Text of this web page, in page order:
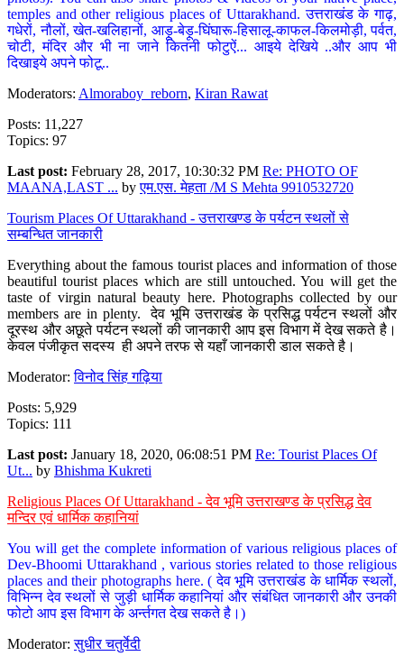
temples and other religious places of Uttarakhand. उत्तराखंड के गाढ़,
गधेरों, नौलों, खेत-खलिहानों, आड़ू-बेड़ू-घिंघारू-हिसालू-काफल-किलमोड़ी, पर्वत,
चोटी, मंदिर और भी ना जाने कितनी फोटुऐं... आइये देखिये ..और आप भी
दिखाइये अपने फोटू..
Moderators: Almoraboy_reborn, Kiran Rawat
Posts: 11,227
Topics: 97
Last post: February 28, 2017, 10:30:32 PM Re: PHOTO OF
MAANA,LAST ... byएम.एस. मेहता /M S Mehta 9910532720
Tourism Places Of Uttarakhand - उत्तराखण्ड के पर्यटन स्थलों से
सम्बन्धित जानकारी
Everything about the famous tourist places and information of those
beautiful tourist places which are still untouched. You will get the
taste of virgin natural beauty here. Photographs collected by our
members are in plenty. देव भूमि उत्तराखंड के प्रसिद्ध पर्यटन स्थलों और
दूरस्थ और अछूते पर्यटन स्थलों की जानकारी आप इस विभाग में देख सकते है।
केवल पंजीकृत सदस्य ही अपने तरफ से यहाँ जानकारी डाल सकते है।
Moderator:विनोद सिंह गढ़िया
Posts: 5,929
Topics: 111
Last post: January 18, 2020, 06:08:51 PM Re: Tourist Places Of
Ut... by Bhishma Kukreti
Religious Places Of Uttarakhand - देव भूमि उत्तराखण्ड के प्रसिद्ध देव
मन्दिर एवं धार्मिक कहानियां
You will get the complete information of various religious places of
Dev-Bhoomi Uttarakhand , various stories related to those religious
places and their photographs here. ( देव भूमि उत्तराखंड के धार्मिक स्थलों,
विभिन्न देव स्थलों से जुड़ी धार्मिक कहानियां और संबंधित जानकारी और उनकी
फोटो आप इस विभाग के अर्न्तगत देख सकते है।)
Moderator:सुधीर चतुर्वेदी